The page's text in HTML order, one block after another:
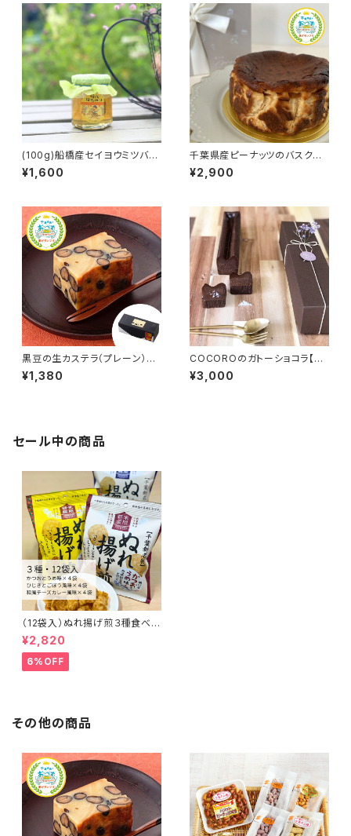
(100g)船橋産セイヨウミツバチ
の百花蜜【オフィス蜂八】
¥1,600
千葉県産ピーナッツのバスクチ
ーズケーキ【菓子屋mofu】
¥2,900
黒豆の生カステラ（プレーン）
【金田屋】
¥1,380
COCOROのガトーショコラ【お
菓子工房COCORO】
¥3,000
セール中の商品
（12袋入）ぬれ揚げ煎３種食べく
らべセット【米屋新蔵】
¥2,820
6%OFF
その他の商品